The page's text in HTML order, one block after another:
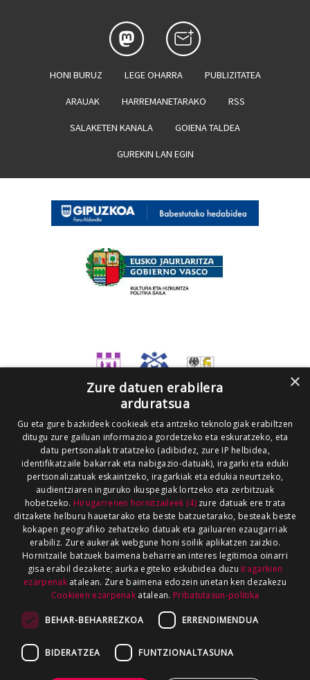
HONI BURUZ LEGE OHARRA PUBLIZITATEA
ARAUAK HARREMANETARAKO RSS
SALAKETEN KANALA GOIENA TALDEA
GUREKIN LAN EGIN
×
Zure datuen erabilera
arduratsua
Gu eta gure bazkideek cookieak eta antzeko teknologiak erabiltzen
ditugu zure gailuan informazioa gordetzeko eta eskuratzeko, eta
datu pertsonalak tratatzeko (adibidez, zure IP helbidea,
identifikatzaile bakarrak eta nabigazio-datuak), iragarki eta eduki
pertsonalizatuak eskaintzeko, iragarkiak eta edukia neurtzeko,
audientziaren inguruko ikuspegiak lortzeko eta zerbitzuak
hobetzeko. Hirugarrenen hornitzaileek (4)zure datuak ere trata
ditzakete helburu hauetarako eta beste batzuetarako, besteak beste
kokapen geografiko zehatzeko datuak eta gailuaren ezaugarriak
erabiliz. Zure aukerak webgune honi soilik aplikatzen zaizkio.
Hornitzaile batzuek baimena beharrean interes legitimoa oinarri
gisa erabil dezakete; aurka egiteko eskubidea duzu Iragarkien
ezarpenakatalean. Zure baimena edozein unetan ken dezakezu
Cookieen ezarpenak atalean. Pribatutasun-politika
BEHAR-BEHARREZKOA ERRENDIMENDUA
BIDERATZEA FUNTZIONALTASUNA